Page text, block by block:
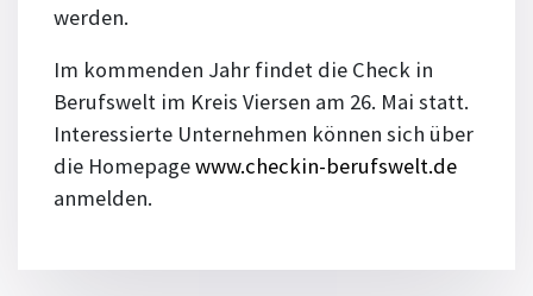
werden.
Im kommenden Jahr findet die Check in
Berufswelt im Kreis Viersen am 26. Mai statt.
Interessierte Unternehmen können sich über
die Homepagewww.checkin-berufswelt.de
anmelden.